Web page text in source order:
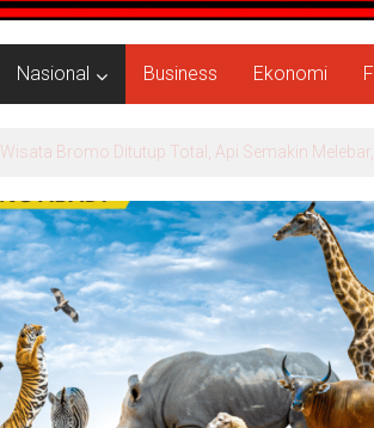
Nasional Business Ekonomi
Istri Polisi di Kediri Jadi Tersangka Penipuan